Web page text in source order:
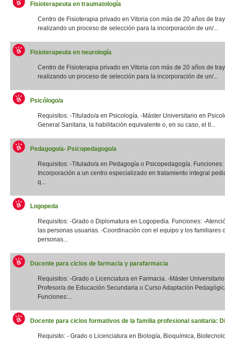
Fisioterapeuta en traumatología
Centro de Fisioterapia privado en Vitoria con más de 20 años de
realizando un proceso de selección para la incorporación de un/...
Fisioterapeuta en neurología
Centro de Fisioterapia privado en Vitoria con más de 20 años de
realizando un proceso de selección para la incorporación de un/...
Psicólogo/a
Requisitos: -Titulado/a en Psicología. -Máster Universitario en
General Sanitaria, la habilitación equivalente o, en su caso, el tí...
Pedagogo/a- Psicopedagogo/a
Requisitos: -Titulado/a en Pedagogía o Psicopedagogía. Funciones:
Incorporación a un centro especializado en tratamiento integral
q...
Logopeda
Requisitos: -Grado o Diplomatura en Logopedia. Funciones: -
las personas usuarias. -Coordinación con el equipo y los familiares
personas...
Docente para ciclos de farmacia y parafarmacia
Requisitos: -Grado o Licenciatura en Farmacia. -Máster
Profesor/a de Educación Secundaria o Curso Adaptación
Funciones:...
Docente para ciclos formativos de la familia profesional sanitaria:
Requisito: - Grado o Licenciatura en Biología, Bioquímica,